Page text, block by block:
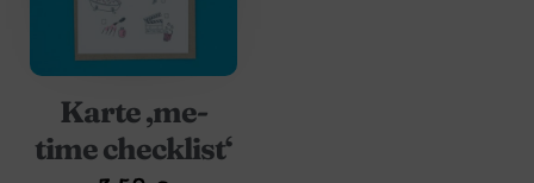
Karte ‚me-
time checklist‘